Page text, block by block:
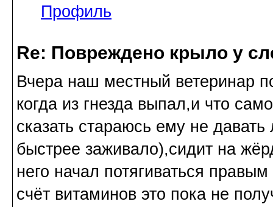
Профиль
Re: Повреждено крыло у
Вчера наш местный ветеринар
когда из гнезда выпал,и что
сказать стараюсь ему не
быстрее заживало),сидит на
него начал потягиваться
счёт витаминов это пока не